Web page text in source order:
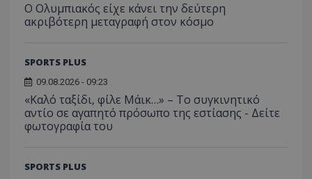
Ο Ολυμπιακός είχε κάνει την δεύτερη
ακριβότερη μεταγραφή στον κόσμο
SPORTS PLUS
09.08.2026 - 09:23
«Καλό ταξίδι, φίλε Μάικ…» – Το συγκινητικό
αντίο σε αγαπητό πρόσωπο της εστίασης - Δείτε
φωτογραφία του
SPORTS PLUS